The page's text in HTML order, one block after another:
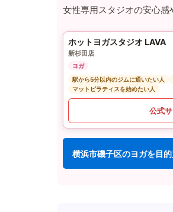
女性専用スタジオの安心感
ホットヨガスタジオ LAVA
新杉田店
ヨガ
駅から5分以内のジムに通いたい人
マットピラティスを始めたい人
公式
横浜市磯子区のヨガを目